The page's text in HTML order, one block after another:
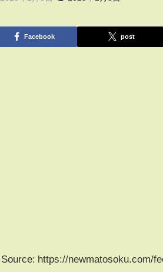
Facebook post
Source: https://newmatosoku.com/